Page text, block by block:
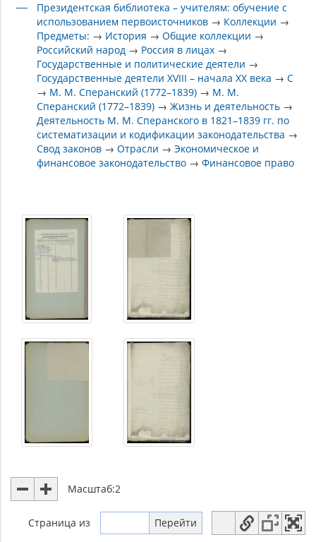
Президентская библиотека – учителям: обучение с
использованием первоисточников → Коллекции →
Предметы: → История →Общие коллекции →
Российский народ → Россия в лицах →
Государственные и политические деятели →
Государственные деятели XVIII – начала XX века →С
→ М. М. Сперанский (1772–1839) → М. М.
Сперанский (1772–1839) →Жизнь и деятельность →
Деятельность М. М. Сперанского в 1821–1839 гг. по
систематизации и кодификации законодательства →
Свод законов →Отрасли →Экономическое и
финансовое законодательство →Финансовое право
Масштаб:2
Страница из